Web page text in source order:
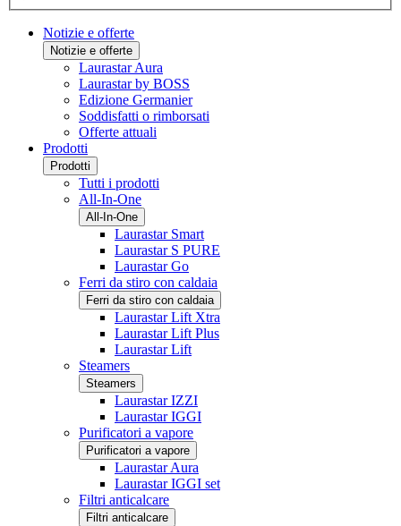
Notizie e offerte
Notizie e offerte
Laurastar Aura
Laurastar by BOSS
Edizione Germanier
Soddisfatti o rimborsati
Offerte attuali
Prodotti
Prodotti
Tutti i prodotti
All-In-One
All-In-One
Laurastar Smart
Laurastar S PURE
Laurastar Go
Ferri da stiro con caldaia
Ferri da stiro con caldaia
Laurastar Lift Xtra
Laurastar Lift Plus
Laurastar Lift
Steamers
Steamers
Laurastar IZZI
Laurastar IGGI
Purificatori a vapore
Purificatori a vapore
Laurastar Aura
Laurastar IGGI set
Filtri anticalcare
Filtri anticalcare